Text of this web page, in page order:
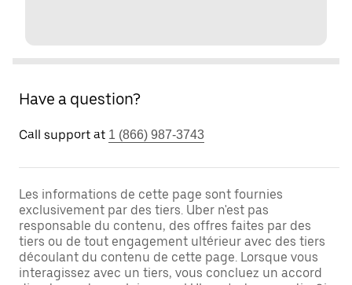
Have a question?
Call support at 1 (866) 987-3743
Les informations de cette page sont fournies
exclusivement par des tiers. Uber n'est pas
responsable du contenu, des offres faites par des
tiers ou de tout engagement ultérieur avec des tiers
découlant du contenu de cette page. Lorsque vous
interagissez avec un tiers, vous concluez un accord